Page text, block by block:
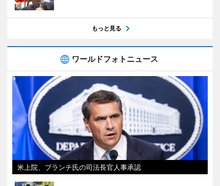
もっと見る
ワールドフォトニュース
米上院、ブランチ氏の司法長官人事承認